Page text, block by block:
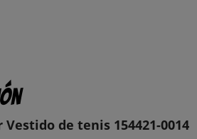
Vestido de tenis 154421-0014